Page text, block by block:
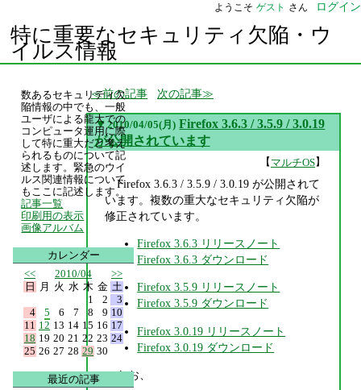
ようこそ ゲスト さん ログイン
特に重要なセキュリティ欠陥・ウ
イルス情報
前の記事 次の記事
▼ 2010/04/05(月) Firefox 3.6.3 / 3.5.9 / 3.0.19
が公開されています
【マルチOS】
Firefox 3.6.3 / 3.5.9 / 3.0.19 が公開されて
います。複数の重大なセキュリティ欠陥が
修正されています。
Firefox 3.6.3 リリースノート
Firefox 3.6.3 ダウンロード
Firefox 3.5.9 リリースノート
Firefox 3.5.9 ダウンロード
Firefox 3.0.19 リリースノート
Firefox 3.0.19 ダウンロード
なお、
数あるセキュリティ欠
陥情報の中でも、一般
ユーザによる龍大での
コンピュータ運用に際
して特に重大だと考え
られるものについて記
述します。緊急のウイ
ルス関連情報について
もここに記述します。
記事一覧
印刷用の表示
画像アルバム
カレンダー
<<
2010/04
>>
日
月 火 水 木 金 土
1
2
3
4
5 6 7 8 9 10
11 12 13 14 15 16 17
18 19 20 21 22 23 24
25 26 27 28 29 30
最近の記事